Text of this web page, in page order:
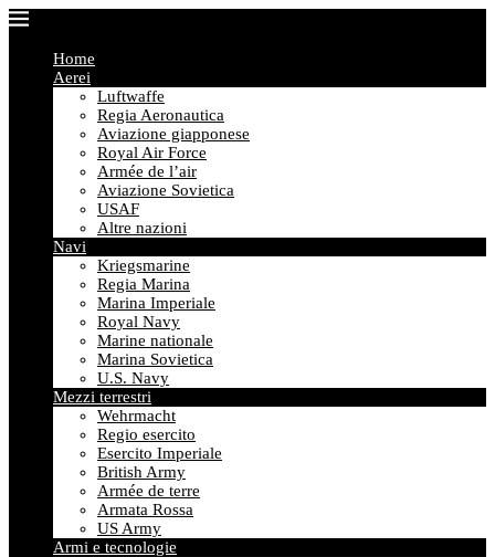
Home
Aerei
Luftwaffe
Regia Aeronautica
Aviazione giapponese
Royal Air Force
Armée de l’air
Aviazione Sovietica
USAF
Altre nazioni
Navi
Kriegsmarine
Regia Marina
Marina Imperiale
Royal Navy
Marine nationale
Marina Sovietica
U.S. Navy
Mezzi terrestri
Wehrmacht
Regio esercito
Esercito Imperiale
British Army
Armée de terre
Armata Rossa
US Army
Armi e tecnologie